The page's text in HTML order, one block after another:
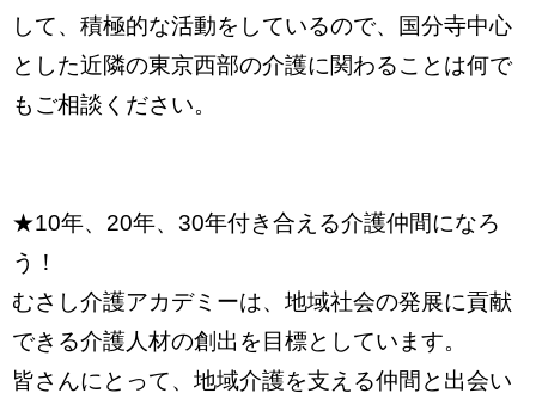
して、積極的な活動をしているので、国分寺中心
とした近隣の東京西部の介護に関わることは何で
もご相談ください。
★10年、20年、30年付き合える介護仲間になろ
う！
むさし介護アカデミーは、地域社会の発展に貢献
できる介護人材の創出を目標としています。
皆さんにとって、地域介護を支える仲間と出会い